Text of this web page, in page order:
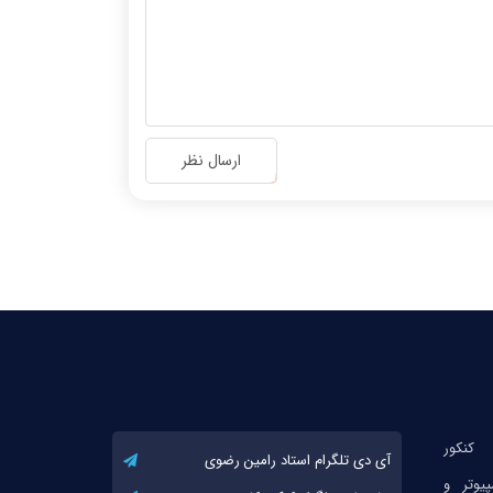
ارسال نظر
آی دی تلگرام استاد رامین رضوی